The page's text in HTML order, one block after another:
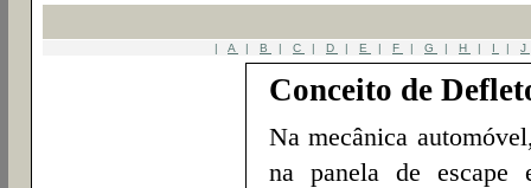
| A | B | C | D | E | F | G | H | I | J
Conceito de
Na mecânica
na panela de escape